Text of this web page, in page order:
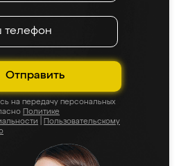
Отправить
на передачу персональных
Политике
Пользовательскому